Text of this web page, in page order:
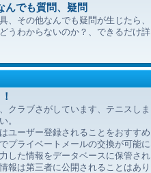
んでも質問、疑問
、その他なんでも疑問が生じたら
うわからないのか？、できるだけ
クラブさがしています、テニスし
。
ユーザー登録されることをおすす
プライベートメールの交換が可能
した情報をデータベースに保管さ
報は第三者に公開されることはあ